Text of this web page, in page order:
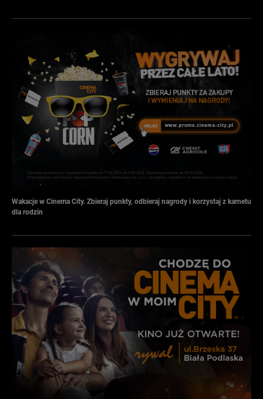
Wakacje w Cinema City. Zbieraj punkty, odbieraj nagrody i korzystaj z karnetu
dla rodzin